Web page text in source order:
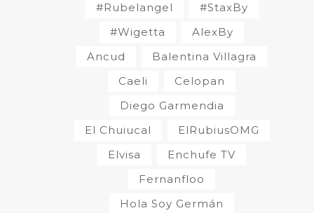
#Rubelangel
#StaxBy
#Wigetta
AlexBy
Ancud
Balentina Villagra
Caeli
Celopan
Diego Garmendia
El Chuiucal
ElRubiusOMG
Elvisa
Enchufe TV
Fernanfloo
Hola Soy Germán